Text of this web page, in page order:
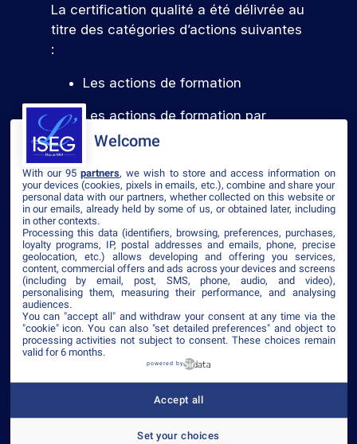
La certification qualité a été délivrée au
titre des catégories d’actions suivantes
:
Les actions de formation
Les actions de formation par
l’apprentissage
Voir le certificat
©2026 ISEG
Mentions légalesPlan du sitePolitique de confidentialitéCGV
Accessibilité
est membre de IONIS Education Group
Welcome
With our 95partners, we wish to store and access information on
your devices (cookies, pixels in emails, etc.), combine and share your
personal data with our partners, whether collected on this website or
in our emails, already held by some of us, or obtained later, including
in other contexts.
Processing this data (identifiers, browsing, preferences, purchases,
loyalty programs, IP, postal addresses and emails, phone, precise
geolocation, etc.) allows developing and offering you services,
content, commercial offers and ads across your devices and screens
(including by email, post, SMS, phone, audio, and video),
personalising them, measuring their performance, and analysing
audiences.
You can "accept all" and withdraw your consent at any time via the
"cookie" icon. You can also "set detailed preferences" and object to
processing activities not subject to consent. These choices remain
valid for 6 months.
powered by
Set your choices
Accept all